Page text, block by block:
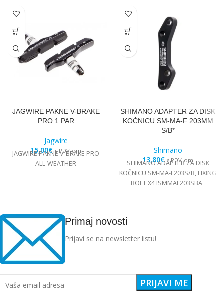
JAGWIRE PAKNE V-BRAKE
PRO 1.PAR
Jagwire
15,00€ s PDV-om
JAGWIRE PAKNE V-BRAKE PRO
ALL-WEATHER
SHIMANO ADAPTER ZA DISK
KOČNICU SM-MA-F 203MM
S/B*
Shimano
13,80€ s PDV-om
SHIMANO ADAPTER ZA DISK
KOČNICU SM-MA-F203S/B, FIXING
BOLT X4 ISMMAF203SBA
Primaj novosti
Prijavi se na newsletter listu!